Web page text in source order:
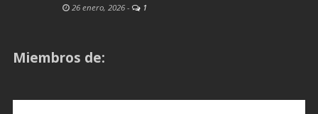
26 enero, 2026 - 1
Miembros de: